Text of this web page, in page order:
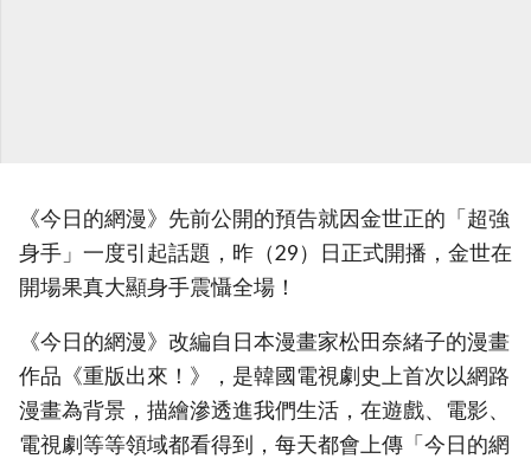
《今日的網漫》先前公開的預告就因金世正的「超強
身手」一度引起話題，昨（29）日正式開播，金世在
開場果真大顯身手震懾全場！
《今日的網漫》改編自日本漫畫家松田奈緒子的漫畫
作品《重版出來！》，是韓國電視劇史上首次以網路
漫畫為背景，描繪滲透進我們生活，在遊戲、電影、
電視劇等等領域都看得到，每天都會上傳「今日的網